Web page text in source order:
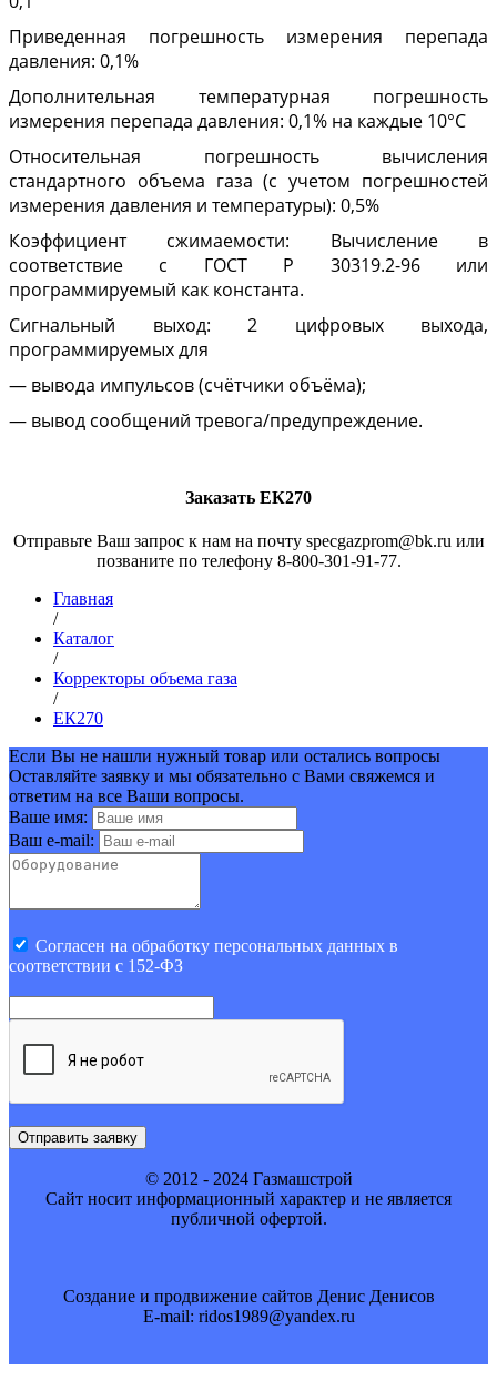
Приведенная погрешность измерения перепада
давления: 0,1%
Дополнительная температурная погрешность
измерения перепада давления: 0,1% на каждые 10°С
Относительная погрешность вычисления
стандартного объема газа (с учетом погрешностей
измерения давления и температуры): 0,5%
Коэффициент сжимаемости: Вычисление в
соответствие с ГОСТ Р 30319.2-96 или
программируемый как константа.
Сигнальный выход: 2 цифровых выхода,
программируемых для
— вывода импульсов (счётчики объёма);
— вывод сообщений тревога/предупреждение.
Заказать ЕК270
Отправьте Ваш запрос к нам на почту specgazprom@bk.ru или
позваните по телефону 8-800-301-91-77.
Главная
/
Каталог
/
Корректоры объема газа
/
ЕК270
Если Вы не нашли нужный товар или остались вопросы
Оставляйте заявку и мы обязательно с Вами свяжемся и
ответим на все Ваши вопросы.
Ваше имя:
Ваш e-mail:
Cогласен на обработку персональных данных в
соответствии с 152-ФЗ
Отправить заявку
© 2012 - 2024 Газмашстрой
Cайт носит информационный характер и не является
публичной офертой.
Создание и продвижение сайтов Денис Денисов
E-mail: ridos1989@yandex.ru